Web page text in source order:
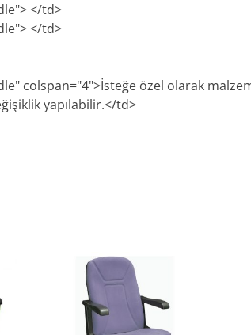
</td>
</td>
colspan="4">İsteğe özel olarak
yapılabilir.</td>